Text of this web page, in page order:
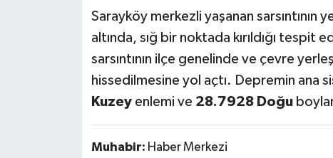
Sarayköy merkezli yaşanan sarsıntının
altında, sığ bir noktada kırıldığı
sarsıntının ilçe genelinde ve çevre
hissedilmesine yol açtı. Depremin ana
Kuzeyenlemi ve 28.7928 Doğu
Muhabir: Haber Merkezi
Savaştepe